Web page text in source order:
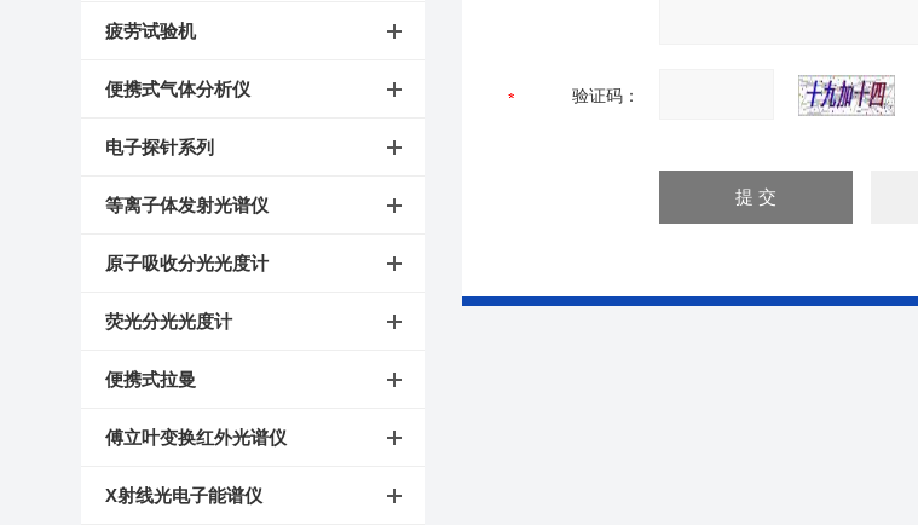
疲劳试验机
便携式气体分析仪
电子探针系列
等离子体发射光谱仪
原子吸收分光光度计
荧光分光光度计
便携式拉曼
傅立叶变换红外光谱仪
X射线光电子能谱仪
验证码：